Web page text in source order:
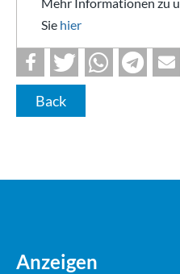
Sie hier
Back
Anzeigen